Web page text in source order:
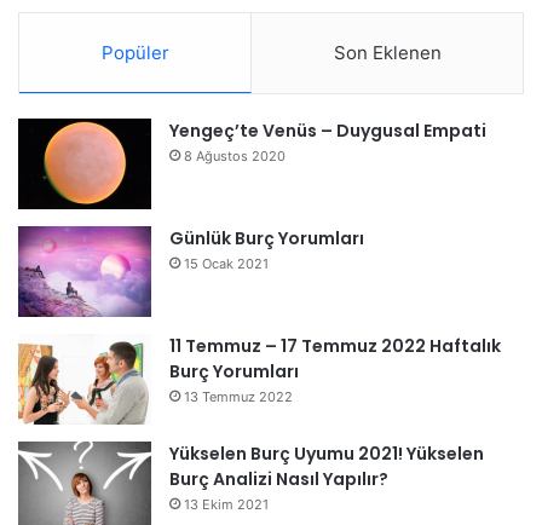
Popüler Son Eklenen
Yengeç’te Venüs – Duygusal Empati
8 Ağustos 2020
Günlük Burç Yorumları
15 Ocak 2021
11 Temmuz – 17 Temmuz 2022 Haftalık
Burç Yorumları
13 Temmuz 2022
Yükselen Burç Uyumu 2021! Yükselen
Burç Analizi Nasıl Yapılır?
13 Ekim 2021